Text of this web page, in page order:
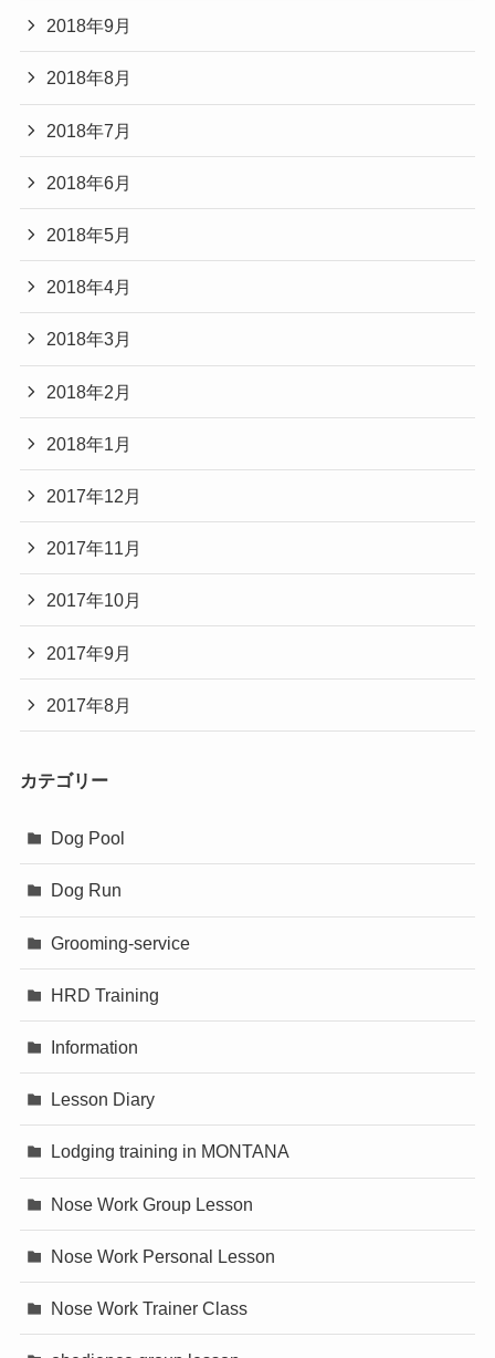
2018年9月
2018年8月
2018年7月
2018年6月
2018年5月
2018年4月
2018年3月
2018年2月
2018年1月
2017年12月
2017年11月
2017年10月
2017年9月
2017年8月
カテゴリー
Dog Pool
Dog Run
Grooming-service
HRD Training
Information
Lesson Diary
Lodging training in MONTANA
Nose Work Group Lesson
Nose Work Personal Lesson
Nose Work Trainer Class